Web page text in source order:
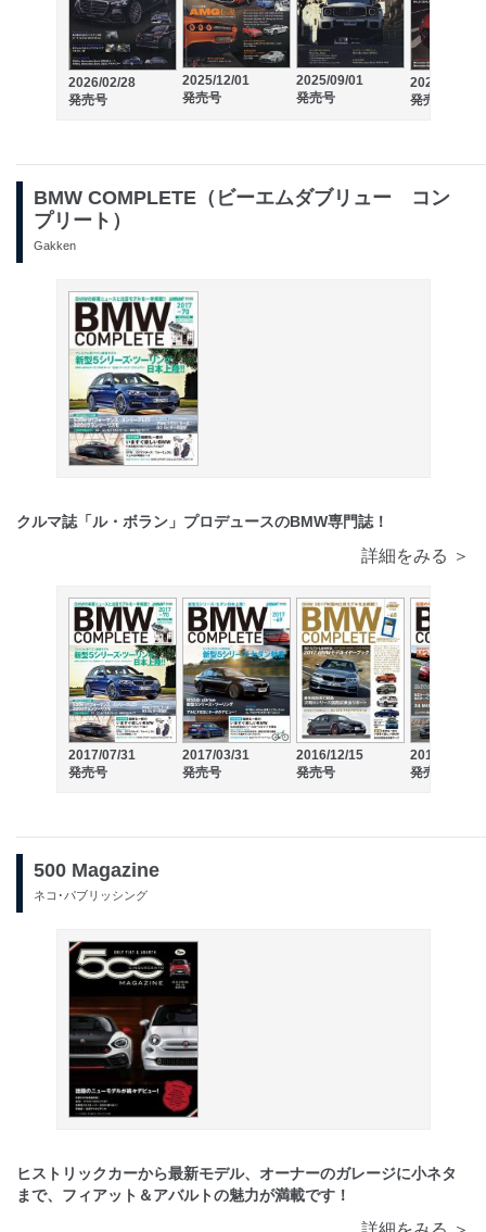
2026/02/28
発売号
2025/12/01
発売号
2025/09/01
発売号
2025/05/30
発売号
BMW COMPLETE（ビーエムダブリュー コン
プリート）
Gakken
クルマ誌「ル・ボラン」プロデュースのBMW専門誌！
詳細をみる ＞
2017/07/31
発売号
2017/03/31
発売号
2016/12/15
発売号
2016/06/23
発売号
500 Magazine
ネコ･パブリッシング
ヒストリックカーから最新モデル、オーナーのガレージに小ネタ
まで、フィアット＆アバルトの魅力が満載です！